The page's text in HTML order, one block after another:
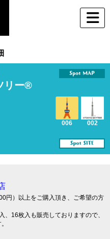
リー®
006
002
円）以上をご購入頂き、ご希望の方
16枚入も販売しておりますので、